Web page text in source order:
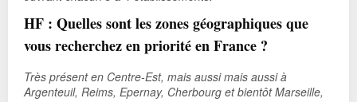
HF : Quelles sont les zones géographiques que
vous recherchez en priorité en France ?
Très présent en Centre-Est, mais aussi mais aussi à
Argenteuil, Reims, Epernay, Cherbourg et bientôt Marseille,